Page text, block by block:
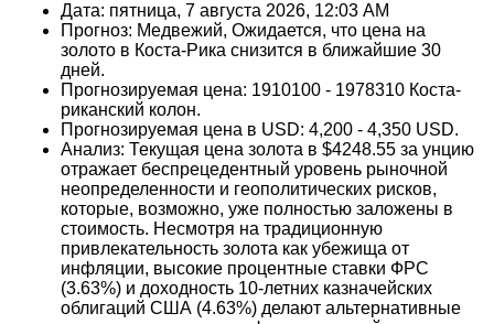
Дата: пятница, 7 августа 2026, 12:03 AM
Прогноз: Медвежий, Ожидается, что цена на
золото в Коста-Рика снизится в ближайшие 30
дней.
Прогнозируемая цена: 1910100 - 1978310 Коста-
риканский колон.
Прогнозируемая цена в USD: 4,200 - 4,350 USD.
Анализ: Текущая цена золота в $4248.55 за унцию
отражает беспрецедентный уровень рыночной
неопределенности и геополитических рисков,
которые, возможно, уже полностью заложены в
стоимость. Несмотря на традиционную
привлекательность золота как убежища от
инфляции, высокие процентные ставки ФРС
(3.63%) и доходность 10-летних казначейских
облигаций США (4.63%) делают альтернативные